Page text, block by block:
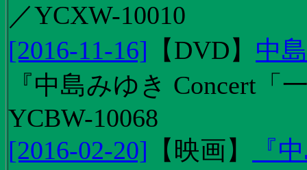
／YCXW-10010
[2016-11-16] 【DVD】 中
『中島みゆき Concert
YCBW-10068
[2016-02-20] 【 映画】
『